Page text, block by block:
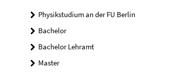
Physikstudium an der FU Berlin
Bachelor
Bachelor Lehramt
Master